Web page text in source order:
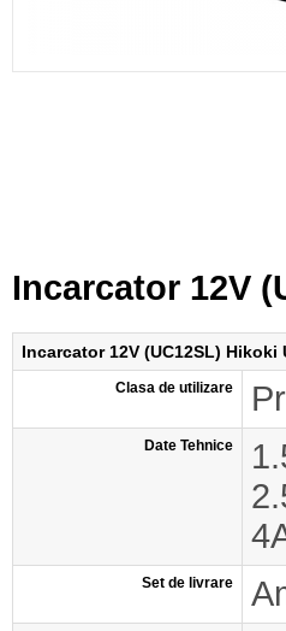
Incarcator 12V
Incarcator 12V (UC12SL) Hikoki
Clasa de utilizare
Date Tehnice
Set de livrare